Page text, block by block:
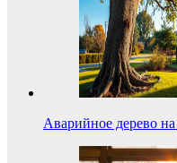
Аварийное дерево